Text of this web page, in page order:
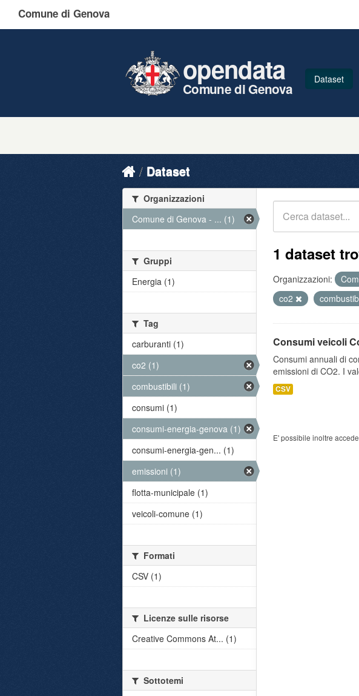
Comune di Genova
opendata
Comune di Genova
Dataset
Dataset
1 dataset
Organizzazioni:
co2
Consumi veicoli
Consumi annuali di
emissioni di CO2. I
CSV
E' possibile inoltre
Organizzazioni
Comune di Genova - ... (1)
Gruppi
Energia (1)
Tag
carburanti (1)
co2 (1)
combustibili (1)
consumi (1)
consumi-energia-genova (1)
consumi-energia-gen... (1)
emissioni (1)
flotta-municipale (1)
veicoli-comune (1)
Formati
CSV (1)
Licenze sulle risorse
Creative Commons At... (1)
Sottotemi